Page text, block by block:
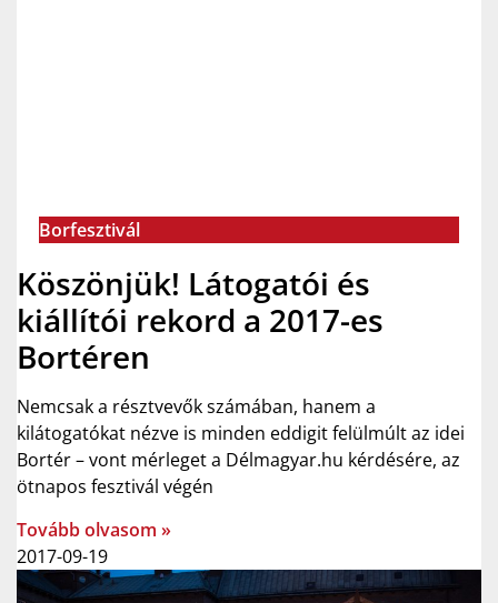
Borfesztivál
Köszönjük! Látogatói és
kiállítói rekord a 2017-es
Bortéren
Nemcsak a résztvevők számában, hanem a
kilátogatókat nézve is minden eddigit felülmúlt az idei
Bortér – vont mérleget a Délmagyar.hu kérdésére, az
ötnapos fesztivál végén
Tovább olvasom »
2017-09-19